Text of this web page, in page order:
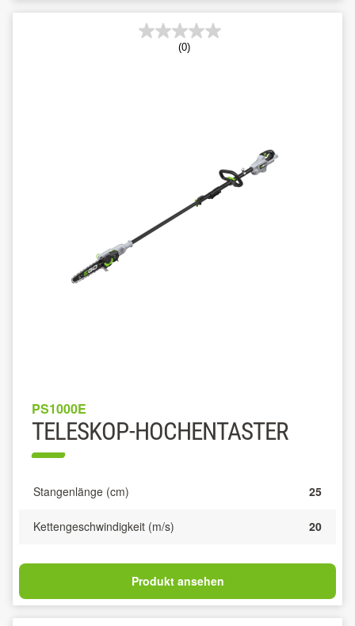
(0)
PS1000E
TELESKOP-HOCHENTASTER
Stangenlänge (cm) 25
Kettengeschwindigkeit (m/s) 20
Produkt ansehen